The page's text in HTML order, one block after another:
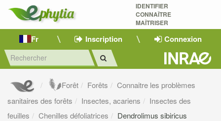
IDENTIFIER
CONNAÎTRE
MAÎTRISER
Fr Inscription Connexion
Forêt Forêts
Connaitre les problèmes
sanitaires des forêts
Insectes, acariens
Insectes des
feuilles
Chenilles défoliatrices Dendrolimus sibiricus